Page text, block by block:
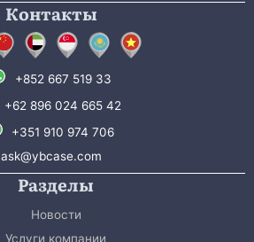
Контакты
+852 667 519 33
+62 896 024 665 42
+351 910 974 706
ask@ybcase.com
Разделы
Новости
Услуги компании